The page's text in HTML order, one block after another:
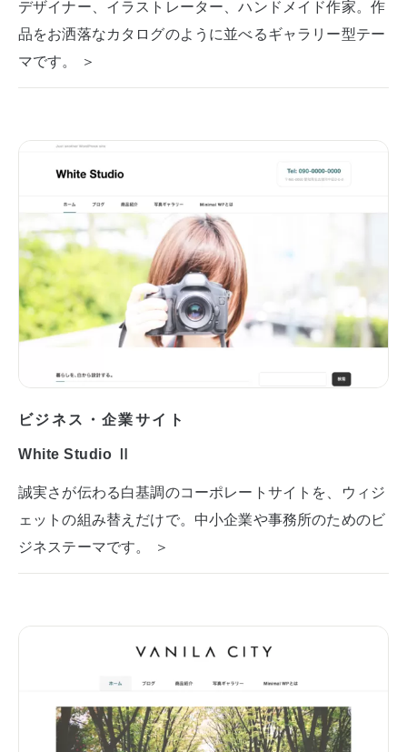
デザイナー、イラストレーター、ハンドメイド作家。作
品をお洒落なカタログのように並べるギャラリー型テー
マです。 ＞
ビジネス・企業サイト
White Studio Ⅱ
誠実さが伝わる白基調のコーポレートサイトを、ウィジ
ェットの組み替えだけで。中小企業や事務所のためのビ
ジネステーマです。 ＞